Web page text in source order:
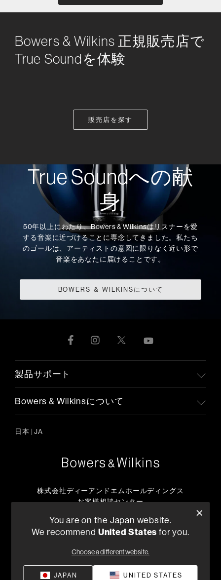
Bowers & Wilkins 正規販売店で
True Soundを体験
販売店を探す
True Soundへの献
身
50年以上にわたり、Bowers & Wilkinsはリスナーを愛
する音楽に近づけることに専念してきました。私たち
のゴールは、アーティストの意図に限りなく近い形で
音楽をあなたに届けることです。
BOWERS ＆ WILKINSについて
製品サポート
Bowers & Wilkinsについて
日本 | JA
株式会社ディーアンドエムホールディングス
お客様相談センター
または
050-3388-6801
販売店を探す
You are on the Japan website.
We recommend United States for you.
Choose a different website.
JAPAN UNITED STATES